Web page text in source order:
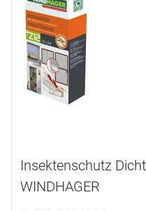
Insektenschutz
WINDHAGER